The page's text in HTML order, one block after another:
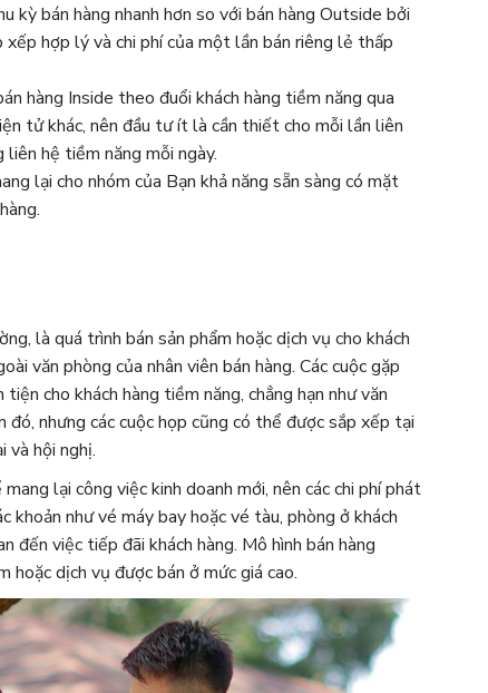
kỳ bán hàng nhanh hơn so với bán hàng Outside bởi
hợp lý và chi phí của một lần bán riêng lẻ thấp
hàng Inside theo đuổi khách hàng tiềm năng qua
tử khác, nên đầu tư ít là cần thiết cho mỗi lần liên
hệ tiềm năng mỗi ngày.
lại cho nhóm của Bạn khả năng sẵn sàng có mặt
là quá trình bán sản phẩm hoặc dịch vụ cho khách
văn phòng của nhân viên bán hàng. Các cuộc gặp
cho khách hàng tiềm năng, chẳng hạn như văn
nhưng các cuộc họp cũng có thể được sắp xếp tại
và hội nghị.
lại công việc kinh doanh mới, nên các chi phí phát
như vé máy bay hoặc vé tàu, phòng ở khách
đến việc tiếp đãi khách hàng. Mô hình bán hàng
dịch vụ được bán ở mức giá cao.